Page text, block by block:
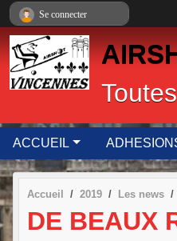
ACCUEIL
Accueil 2019 Les news
DE BEAUX
Se connecter
Panneau de gestion des